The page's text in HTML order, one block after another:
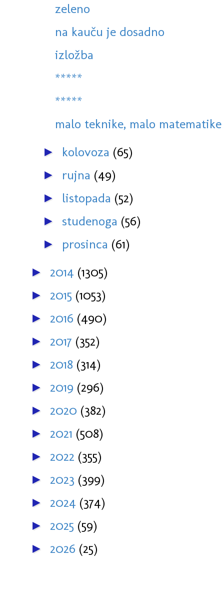
zeleno
na kauču je dosadno
izložba
*****
*****
malo teknike, malo matematike
► kolovoza (65)
► rujna (49)
► listopada (52)
► studenoga (56)
► prosinca (61)
► 2014 (1305)
► 2015 (1053)
► 2016 (490)
► 2017 (352)
► 2018 (314)
► 2019 (296)
► 2020 (382)
► 2021 (508)
► 2022 (355)
► 2023 (399)
► 2024 (374)
► 2025 (59)
► 2026 (25)